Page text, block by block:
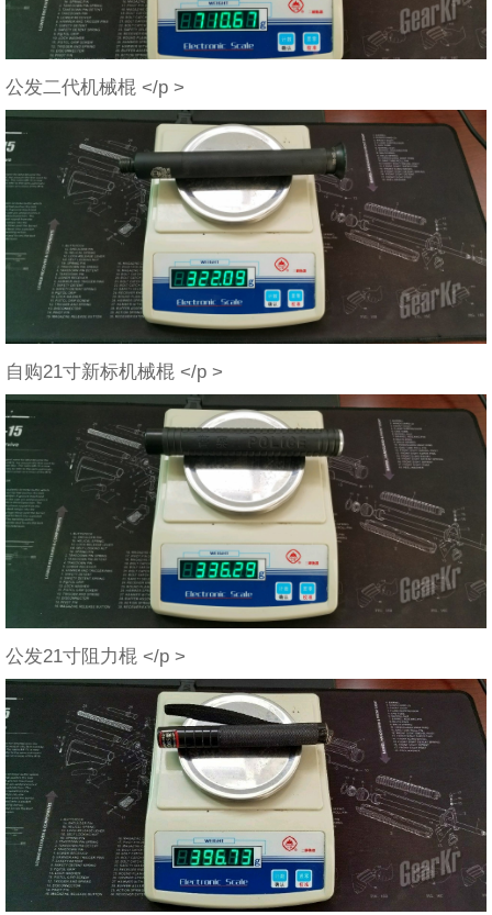
公发二代机械棍 </p >
自购21寸新标机械棍 </p >
公发21寸阻力棍 </p >